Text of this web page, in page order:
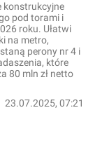
konstrukcyjne
pod torami i
roku. Ułatwi
na metro,
perony nr 4 i
które
80 mln zł netto
23.07.2025, 07:21